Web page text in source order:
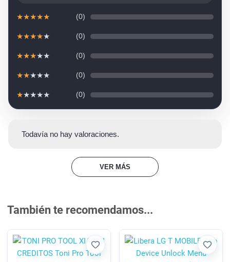
★★★★★ (0)
★★★★★ (0)
★★★★★ (0)
★★★★★ (0)
★★★★★ (0)
Todavía no hay valoraciones.
VER MÁS
También te recomendamos...
Favorito